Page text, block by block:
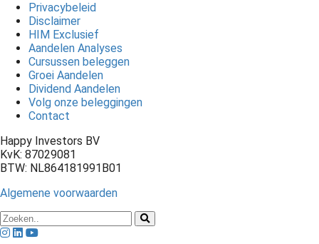
Privacybeleid
Disclaimer
HIM Exclusief
Aandelen Analyses
Cursussen beleggen
Groei Aandelen
Dividend Aandelen
Volg onze beleggingen
Contact
Happy Investors BV
KvK: 87029081
BTW: NL864181991B01
Algemene voorwaarden